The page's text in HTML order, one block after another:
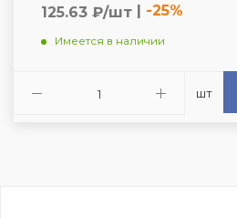
125.63 ₽/шт | -25%
Имеется в наличии
шт